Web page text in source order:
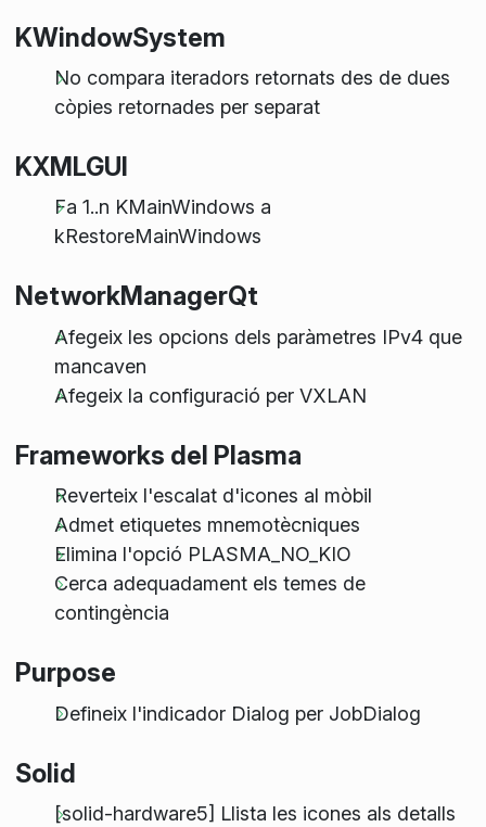
KWindowSystem
No compara iteradors retornats des de dues
còpies retornades per separat
KXMLGUI
Fa 1..n KMainWindows a
kRestoreMainWindows
NetworkManagerQt
Afegeix les opcions dels paràmetres IPv4 que
mancaven
Afegeix la configuració per VXLAN
Frameworks del Plasma
Reverteix l'escalat d'icones al mòbil
Admet etiquetes mnemotècniques
Elimina l'opció PLASMA_NO_KIO
Cerca adequadament els temes de
contingència
Purpose
Defineix l'indicador Dialog per JobDialog
Solid
[solid-hardware5] Llista les icones als detalls